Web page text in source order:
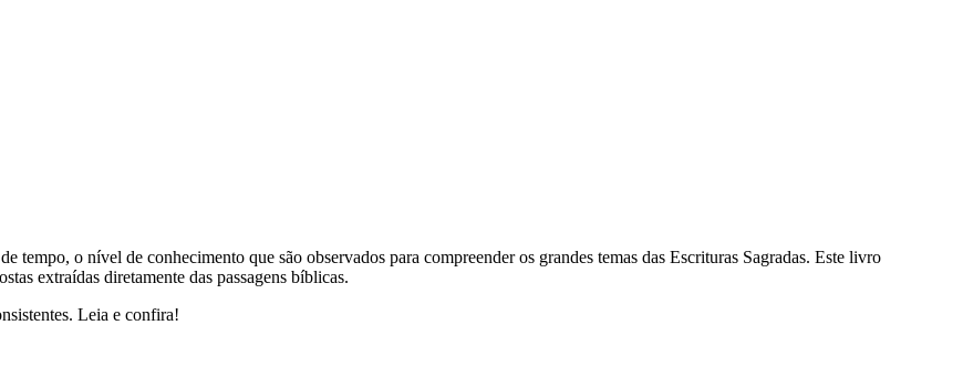
tempo, o nível de conhecimento que são observados para compreender os grandes temas das Escrituras Sagradas. Este livro
extraídas diretamente das passagens bíblicas.
Leia e confira!